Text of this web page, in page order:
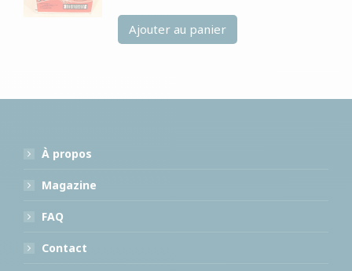
Ajouter au panier
À propos
Magazine
FAQ
Contact